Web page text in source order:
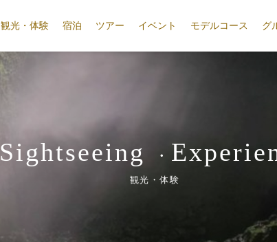
観光・体験 宿泊 ツアー イベント モデルコース グ
Sightseeing ・
観光・体験